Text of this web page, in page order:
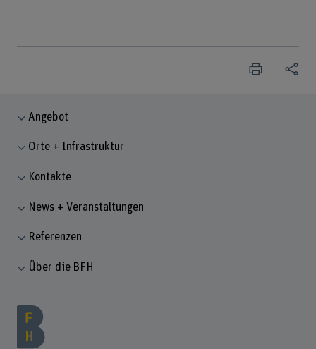
Angebot
Orte + Infrastruktur
Kontakte
News + Veranstaltungen
Referenzen
Über die BFH